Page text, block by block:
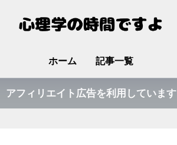
ホーム 記事一覧
アフィリエイト広告を利用しています